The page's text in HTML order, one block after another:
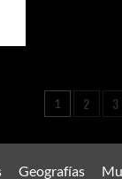
de
1 2 3
Geografías